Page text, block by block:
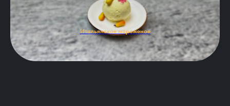
Итальянское мороженое